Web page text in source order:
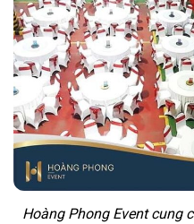
Hoàng Phong Event cung